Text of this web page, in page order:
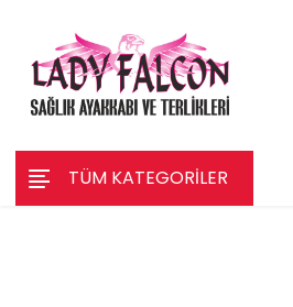
TÜM KATEGORİLER